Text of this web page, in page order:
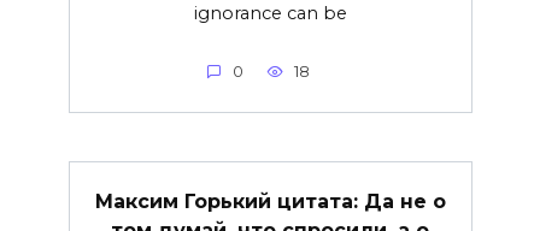
ignorance can be
0 18
Максим Горький цитата: Да не о